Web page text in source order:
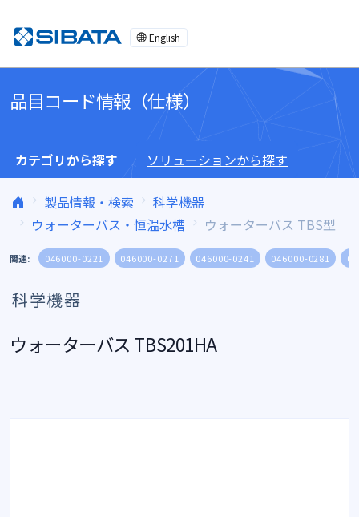
English
品目コード情報（仕様）
カテゴリから探す ソリューションから探す
製品情報・検索
科学機器
ウォーターバス・恒温水槽
ウォーターバス TBS型
関連: 046000-0221 046000-0271 046000-0241 046000-0281
科学機器
ウォーターバス TBS201HA